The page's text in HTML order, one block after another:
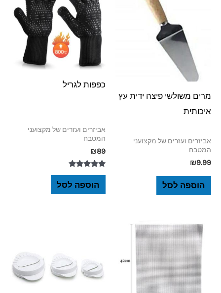
מרים משולשי פיצה ידית עץ
איכותית
אביזרים ועזרים של מקצועני
המטבח
₪9.99
הוספה לסל
כפפות לגריל
אביזרים ועזרים של מקצועני
המטבח
₪89
דורג
מתוך 5
הוספה לסל